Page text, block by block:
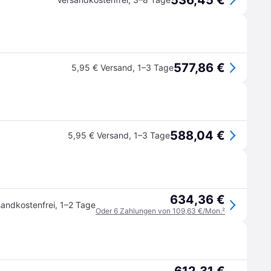
5,95 € Versand, 1–3 Tage577,86 €
5,95 € Versand, 1–3 Tage588,04 €
, 1–2 Tage 634,36 €
Oder 6 Zahlungen von 109,63 €/Mon.²